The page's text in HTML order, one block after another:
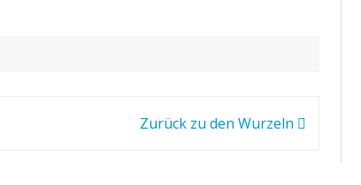
Zurück zu den Wurzeln